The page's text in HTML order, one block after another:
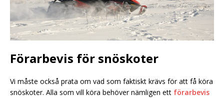
Förarbevis för snöskoter
Vi måste också prata om vad som faktiskt krävs för att få köra
snöskoter. Alla som vill köra behöver nämligen ett förarbevis